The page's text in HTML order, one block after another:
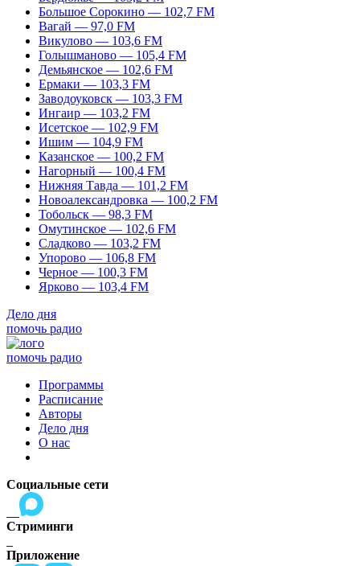
Большое Сорокино — 102,7 FM
Вагай — 97,0 FM
Викулово — 103,6 FM
Голышманово — 105,4 FM
Демьянское — 102,6 FM
Ермаки — 103,3 FM
Заводоуковск — 103,3 FM
Ингаир — 103,2 FM
Исетское — 102,9 FM
Ишим — 104,9 FM
Казанское — 100,2 FM
Нагорный — 100,4 FM
Нижняя Тавда — 101,2 FM
Новоалександровка — 100,2 FM
Тобольск — 98,3 FM
Омутинское — 102,6 FM
Сладково — 103,2 FM
Упорово — 106,8 FM
Черное — 100,3 FM
Ярково — 103,4 FM
Дело дня
помочь радио
помочь радио
Программы
Расписание
Авторы
Дело дня
О нас
Социальные сети
Стриминги
Приложение